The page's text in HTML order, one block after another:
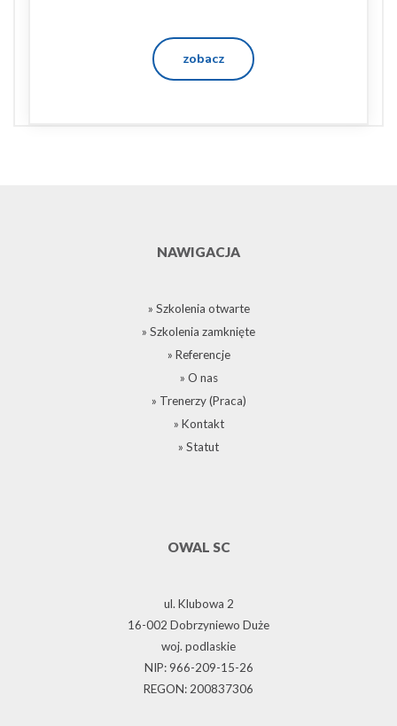
zobacz
NAWIGACJA
» Szkolenia otwarte
» Szkolenia zamknięte
» Referencje
» O nas
» Trenerzy (Praca)
» Kontakt
» Statut
OWAL SC
ul. Klubowa 2
16-002 Dobrzyniewo Duże
woj. podlaskie
NIP: 966-209-15-26
REGON: 200837306